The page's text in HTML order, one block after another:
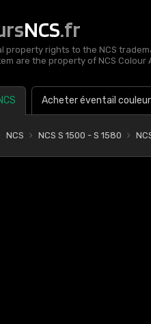
NCS.fr
property rights to the NCS
are the property of NCS Colour
Acheter éventail couleur
NCS NCS S 1500 - S 1580